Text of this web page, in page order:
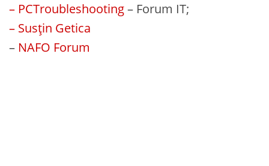
– PCTroubleshooting– Forum IT;
– Susțin Getica
– NAFO Forum